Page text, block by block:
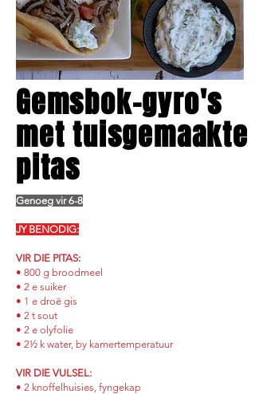
Gemsbok-gyro's
met tuisgemaakte
pitas
Genoeg vir 6-8
JY BENODIG:
VIR DIE PITAS:
• 800 g broodmeel
• 2 e suiker
• 1 e droë gis
• 2 t sout
• 2 e olyfolie
• 2½ k water, by kamertemperatuur
VIR DIE VULSEL:
• 2 knoffelhuisies, fyngekap